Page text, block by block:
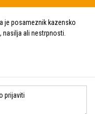
je posameznik kazensko
ali nestrpnosti.